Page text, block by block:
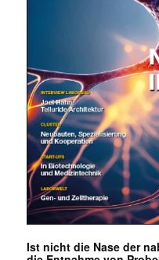
Ist nicht die Nase der